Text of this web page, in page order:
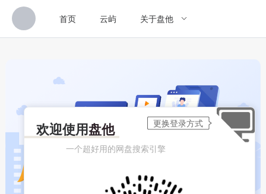
首页 云屿 关于盘他
欢迎使用盘他
一个超好用的网盘搜索引擎